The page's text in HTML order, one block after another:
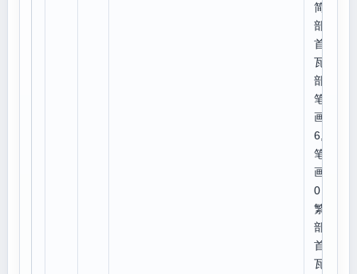
简体
部
首:
瓦,
部外
笔
画:
6,总
笔
画:1
0
繁体
部
首:
瓦,